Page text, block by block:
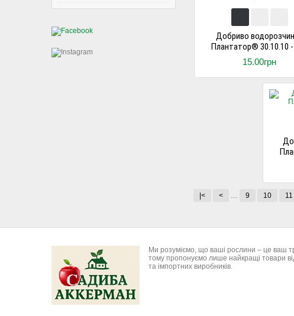
Добриво
Плантатор® 30.10.10 -
15.00грн
|< < .... 9 10 11
Ми розуміємо, що ваші рослини – це ваш
тому пропонуємо лише найкращі товари
та імпортних виробників.